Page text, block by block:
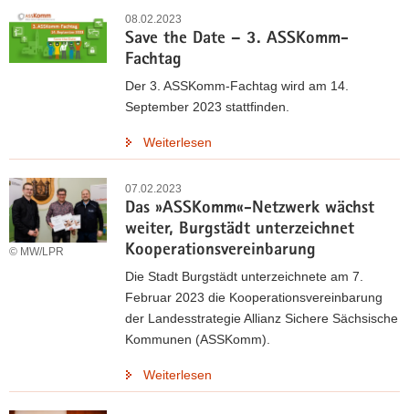
08.02.2023
Save the Date – 3. ASSKomm-
Fachtag
Der 3. ASSKomm-Fachtag wird am 14.
September 2023 stattfinden.
Weiterlesen
07.02.2023
Das »ASSKomm«-Netzwerk wächst
weiter, Burgstädt unterzeichnet
Kooperationsvereinbarung
© MW/LPR
Die Stadt Burgstädt unterzeichnete am 7.
Februar 2023 die Kooperationsvereinbarung
der Landesstrategie Allianz Sichere Sächsische
Kommunen (ASSKomm).
Weiterlesen